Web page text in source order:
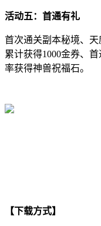
活动五：首通有礼
首次通关副本秘境、
累计获得1000金券、
率获得神兽祝福石。
【下载方式】